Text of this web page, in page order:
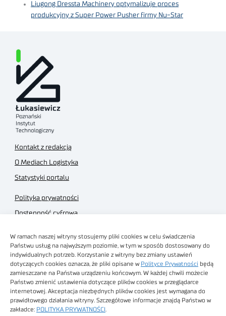
W ramach naszej witryny stosujemy pliki cookies w celu świadczenia
Państwu usług na najwyższym poziomie, w tym w sposób dostosowany do
indywidualnych potrzeb. Korzystanie z witryny bez zmiany ustawień
dotyczących cookies oznacza, że pliki opisane w Polityce Prywatności będą
zamieszczane na Państwa urządzeniu końcowym. W każdej chwili możecie
Państwo zmienić ustawienia dotyczące plików cookies w przeglądarce
internetowej. Akceptacja niezbędnych plików cookies jest wymagana do
prawidłowego działania witryny. Szczegółowe informacje znajdą Państwo w
zakładce: POLITYKA PRYWATNOŚCI
Liugong Dressta Machinery optymalizuje proces
produkcyjny z Super Power Pusher firmy Nu-Star
Kontakt z redakcją
O Mediach Logistyka
Statystyki portalu
Polityka prywatności
Dostępność cyfrowa
Regulamin sklepu
Obrazy stockowe
autorstwa